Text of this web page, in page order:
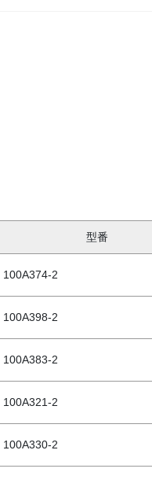
型番
100A374-2
100A398-2
100A383-2
100A321-2
100A330-2